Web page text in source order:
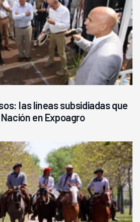
las líneas subsidiadas que
en Expoagro